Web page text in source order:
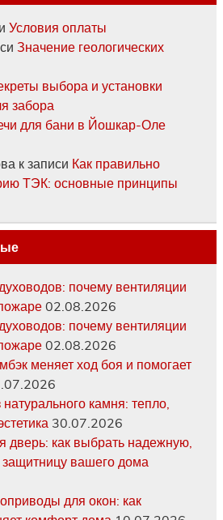
Условия оплаты
Значение геологических
выбора и установки
забора
для бани в Йошкар-Оле
к записи Как правильно
ТЭК: основные принципы
почему вентиляции
02.08.2026
почему вентиляции
02.08.2026
меняет ход боя и помогает
камня: тепло,
30.07.2026
дверь: как выбрать надежную,
вашего дома
для окон: как